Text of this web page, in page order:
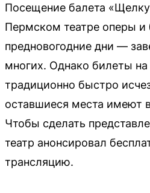
Посещение балета
Пермском театре оперы и
предновогодние дни —
многих. Однако билеты на
традиционно быстро
оставшиеся места имеют
Чтобы сделать
театр анонсировал
трансляцию.